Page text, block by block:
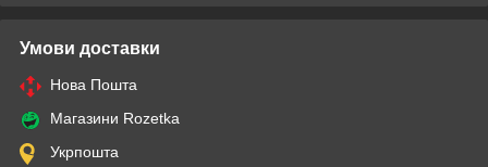
Умови доставки
Нова Пошта
Магазини Rozetka
Укрпошта